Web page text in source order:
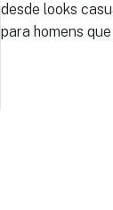
desde looks
para homens